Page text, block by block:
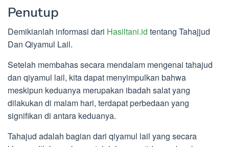
Penutup
Demikianlah informasi dari Hasiltani.id tentang Tahajjud
Dan Qiyamul Lail.
Setelah membahas secara mendalam mengenai tahajud
dan qiyamul lail, kita dapat menyimpulkan bahwa
meskipun keduanya merupakan ibadah salat yang
dilakukan di malam hari, terdapat perbedaan yang
signifikan di antara keduanya.
Tahajud adalah bagian dari qiyamul lail yang secara